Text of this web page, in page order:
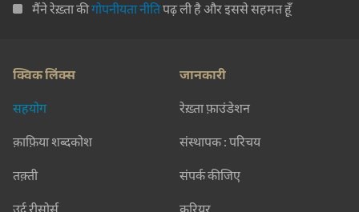
मैंने रेख़्ता कीगोपनीयता नीतिपढ़ ली है और इससे सहमत हूँ
क्विक लिंक्स
सहयोग
क़ाफ़िया शब्दकोश
तक़्ती
उर्दू रीसोर्स
जानकारी
रेख़्ता फ़ाउंडेशन
संस्थापक : परिचय
संपर्क कीजिए
करियर